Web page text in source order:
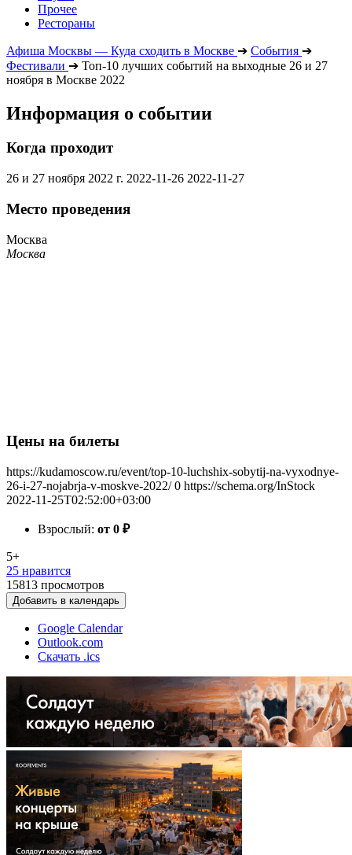
Прочее
Рестораны
Афиша Москвы — Куда сходить в Москве ➔ События ➔
Фестивали ➔ Топ-10 лучших событий на выходные 26 и 27
ноября в Москве 2022
Информация о событии
Когда проходит
26 и 27 ноября 2022 г. 2022-11-26 2022-11-27
Место проведения
Москва
Москва
Цены на билеты
https://kudamoscow.ru/event/top-10-luchshix-sobytij-na-vyxodnye-
26-i-27-nojabrja-v-moskve-2022/ 0 https://schema.org/InStock
2022-11-25T02:52:00+03:00
Взрослый: от 0 ₽
5+
25 нравится
15813 просмотров
Добавить в календарь
Google Calendar
Outlook.com
Скачать .ics